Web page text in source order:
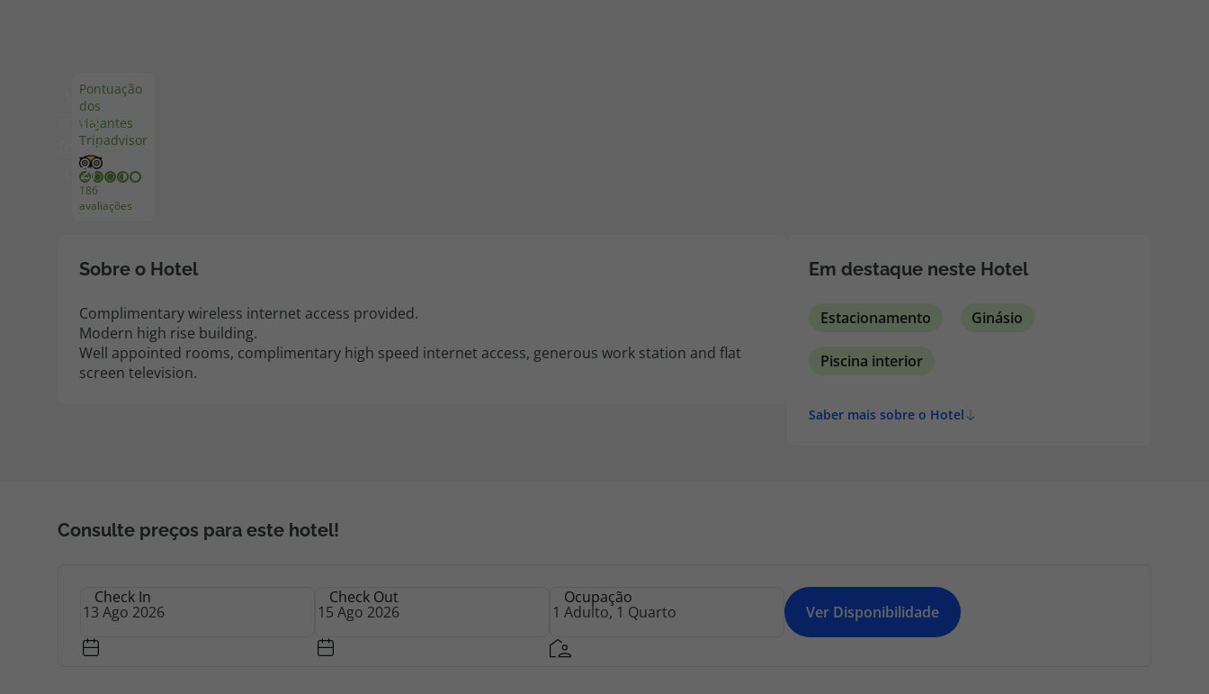
Disneyland ® Paris
Pontuação
dos
viajantes
Tripadvisor
186
avaliações
Ver
mais
fotos
(12)
Sobre o Hotel
Complimentary wireless internet access provided.
Modern high rise building.
Well appointed rooms, complimentary high speed internet access, generous work station and flat
screen television.
Em destaque neste Hotel
Estacionamento Ginásio
Piscina interior
Saber mais sobre o Hotel
Consulte preços para este hotel!
Check In Check Out Ocupação
Ver Disponibilidade